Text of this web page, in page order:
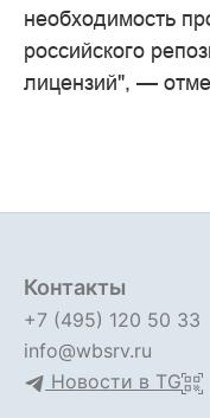
необходимость
российского
лицензий", —
Контакты
+7 (495) 120 50 33
info@wbsrv.ru
Новости в TG